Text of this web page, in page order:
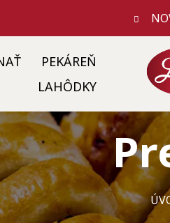
PEKÁREŇ
LAHÔDKY